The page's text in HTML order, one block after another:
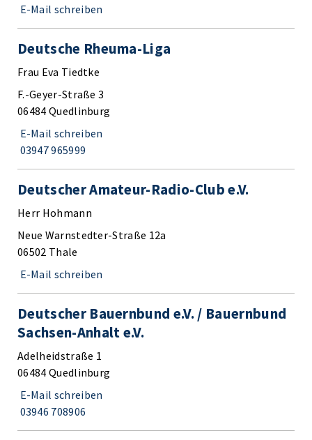
E-Mail schreiben
Deutsche Rheuma-Liga
Frau Eva Tiedtke
F.-Geyer-Straße 3
06484 Quedlinburg
E-Mail schreiben
03947 965999
Deutscher Amateur-Radio-Club e.V.
Herr Hohmann
Neue Warnstedter-Straße 12a
06502 Thale
E-Mail schreiben
Deutscher Bauernbund e.V. / Bauernbund
Sachsen-Anhalt e.V.
Adelheidstraße 1
06484 Quedlinburg
E-Mail schreiben
03946 708906